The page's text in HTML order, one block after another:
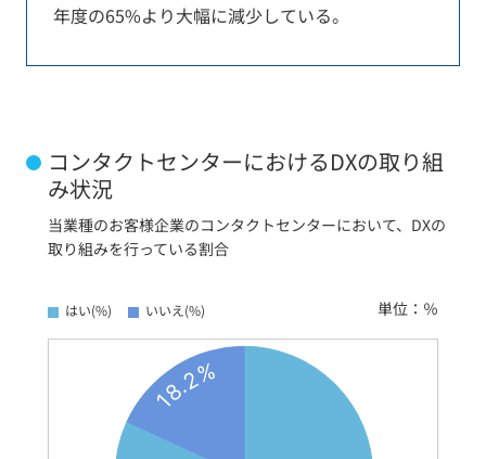
年度の65%より大幅に減少している。
コンタクトセンターにおけるDXの取り組
み状況
当業種のお客様企業のコンタクトセンターにおいて、DXの
取り組みを行っている割合
はい(%) いいえ(%) 単位：％